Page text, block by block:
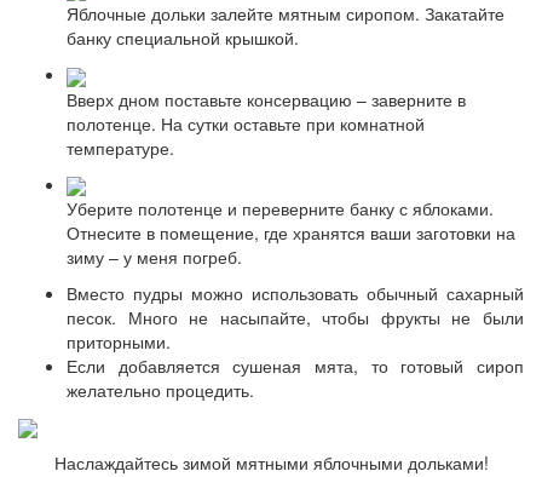
Яблочные дольки залейте мятным сиропом. Закатайте
банку специальной крышкой.
Вверх дном поставьте консервацию – заверните в
полотенце. На сутки оставьте при комнатной
температуре.
Уберите полотенце и переверните банку с яблоками.
Отнесите в помещение, где хранятся ваши заготовки на
зиму – у меня погреб.
Вместо пудры можно использовать обычный сахарный
песок. Много не насыпайте, чтобы фрукты не были
приторными.
Если добавляется сушеная мята, то готовый сироп
желательно процедить.
Наслаждайтесь зимой мятными яблочными дольками!